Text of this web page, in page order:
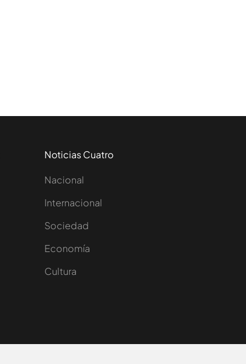
Noticias Cuatro
Nacional
Internacional
Sociedad
Economía
Cultura